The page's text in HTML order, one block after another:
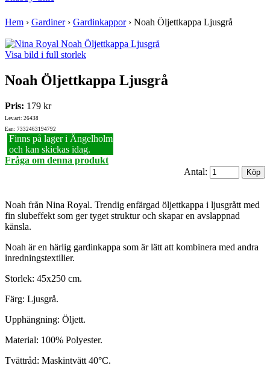
Hem › Gardiner› Gardinkappor› Noah Öljettkappa Ljusgrå
Visa bild i full storlek
Noah Öljettkappa Ljusgrå
Pris: 179 kr
Lev.art: 26438
Ean: 7332463194792
Finns på lager i Ängelholm
och kan skickas idag.
Fråga om denna produkt
Antal:
Noah från Nina Royal. Trendig enfärgad öljettkappa i ljusgrått med
fin slubeffekt som ger tyget struktur och skapar en avslappnad
känsla.
Noah är en härlig gardinkappa som är lätt att kombinera med andra
inredningstextilier.
Storlek: 45x250 cm.
Färg: Ljusgrå.
Upphängning: Öljett.
Material: 100% Polyester.
Tvättråd: Maskintvätt 40°C.